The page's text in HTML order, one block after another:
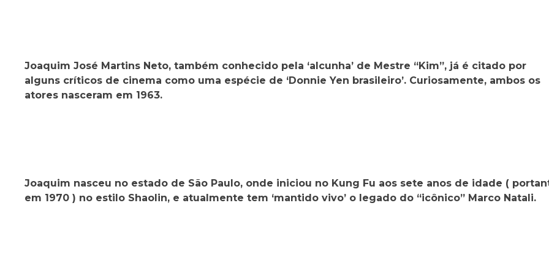
Joaquim José Martins Neto, também conhecido pela ‘alcunha’ de Mestre “Kim”, já é citado por
alguns críticos de cinema como uma espécie de ‘Donnie Yen brasileiro’. Curiosamente, ambos os
atores nasceram em 1963.
Joaquim nasceu no estado de São Paulo, onde iniciou no Kung Fu aos sete anos de idade (
em 1970 ) no estilo Shaolin, e atualmente tem ‘mantido vivo’ o legado do “icônico” Marco Natali.